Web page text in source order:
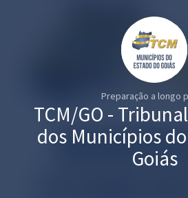
Graduação
Preparação a longo
TCM/GO -
dos Municípios
Goiás